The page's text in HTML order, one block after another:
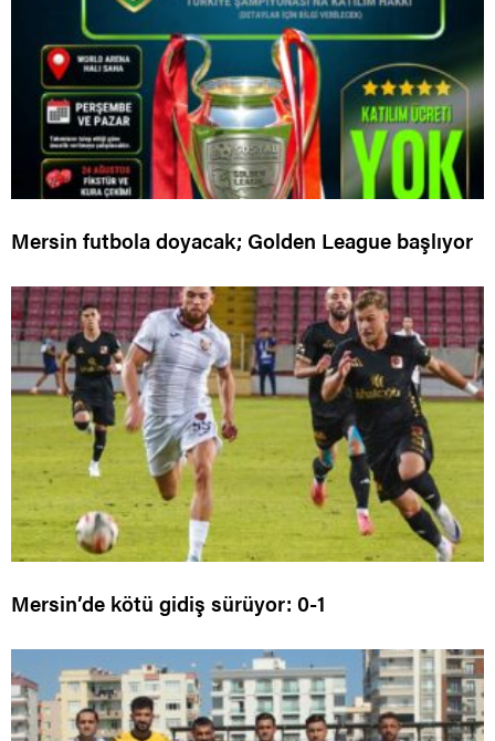
Mersin futbola doyacak; Golden League başlıyor
Mersin’de kötü gidiş sürüyor: 0-1